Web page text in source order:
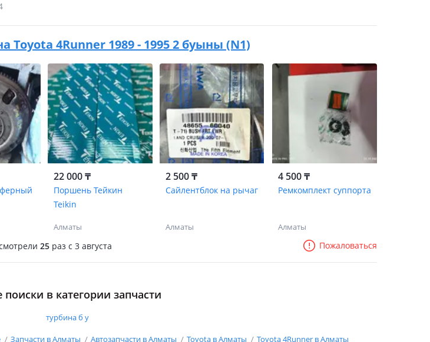
Toyota 4Runner 1989 - 1995 2 буыны (N1)
22 000 ₸
Поршень Тейкин
Teikin
Алматы
2 500 ₸
Сайлентблок на рычаг
Алматы
4 500 ₸
Ремкомплект суппорта
Алматы
25 раз c 3 августа Пожаловаться
в категории запчасти
турбина б у
Запчасти в Алматы Автозапчасти в Алматы Toyota в Алматы Toyota 4Runner в Алматы